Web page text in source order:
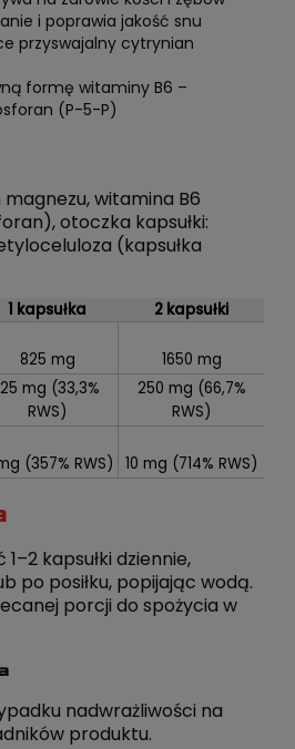
i poprawia jakość snu
przyswajalny cytrynian
formę witaminy B6 –
(P-5-P)
witamina B6
otoczka kapsułki:
(kapsułka
1 kapsułka
2 kapsułki
825 mg 1650 mg
mg (33,3%
RWS)
250 mg (66,7%
RWS)
(357% RWS) 10 mg (714% RWS)
kapsułki dziennie,
po posiłku, popijając wodą.
porcji do spożycia w
nadwrażliwości na
produktu.